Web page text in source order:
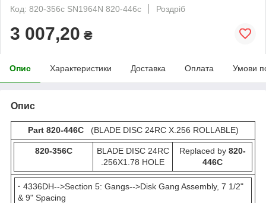
Код: 820-356с SN1964N 820-446с
Роздріб
3 007,20 ₴
Опис Характеристики Доставка Оплата Умови
Опис
Part 820-446C(BLADE DISC 24RC X.256 ROLLABLE)
820-356С
BLADE DISC 24RC
.256X1.78 HOLE
Replaced by 820-
446C
· 4336DH-->Section 5: Gangs-->Disk Gang Assembly, 7 1/2"
& 9" Spacing